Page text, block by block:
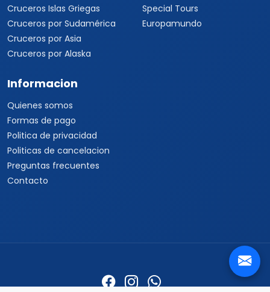
Cruceros Islas Griegas
Cruceros por Sudamérica
Cruceros por Asia
Cruceros por Alaska
Special Tours
Europamundo
Informacion
Quienes somos
Formas de pago
Politica de privacidad
Politicas de cancelacion
Preguntas frecuentes
Contacto